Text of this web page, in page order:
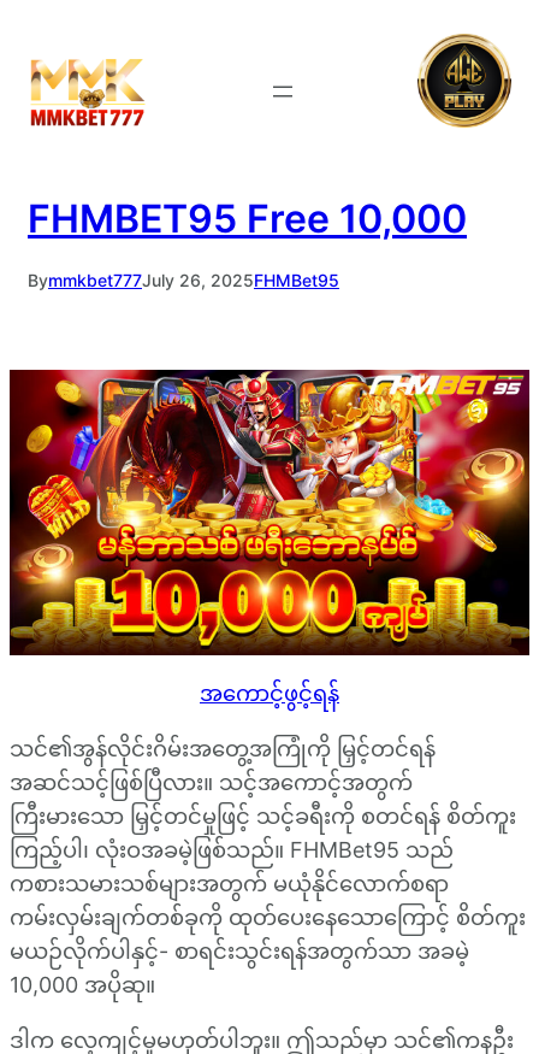
content
FHMBET95 Free 10,000
Bymmkbet777July 26, 2025FHMBet95
အကောင့်ဖွင့်ရန်
သင်၏အွန်လိုင်းဂိမ်းအတွေ့အကြုံကို မြှင့်တင်ရန်
အဆင်သင့်ဖြစ်ပြီလား။ သင့်အကောင့်အတွက်
ကြီးမားသော မြှင့်တင်မှုဖြင့် သင့်ခရီးကို စတင်ရန် စိတ်ကူး
ကြည့်ပါ၊ လုံးဝအခမဲ့ဖြစ်သည်။ FHMBet95 သည်
ကစားသမားသစ်များအတွက် မယုံနိုင်လောက်စရာ
ကမ်းလှမ်းချက်တစ်ခုကို ထုတ်ပေးနေသောကြောင့် စိတ်ကူး
မယဉ်လိုက်ပါနှင့်- စာရင်းသွင်းရန်အတွက်သာ အခမဲ့
10,000 အပိုဆု။
ဒါက လေ့ကျင့်မှုမဟုတ်ပါဘူး။ ဤသည်မှာ သင်၏ကနဦး